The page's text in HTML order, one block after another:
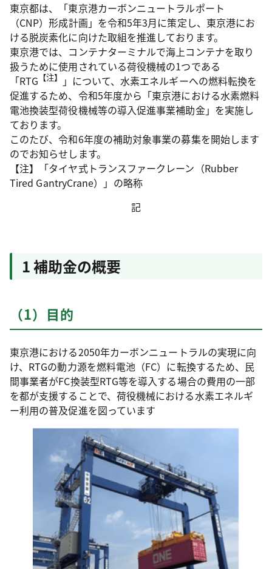
東京都は、「東京港カーボンニュートラルポート
（CNP）形成計画」を令和5年3月に策定し、東京港にお
ける脱炭素化に向けた取組を推進しております。
東京港では、コンテナターミナルで海上コンテナを取り
扱うために使用されている荷役機械の1つである
「RTG 【注】
」について、水素エネルギーへの燃料転換を
促進するため、令和5年度から「東京港における水素燃料
電池換装型荷役機械等の導入促進事業補助金」を実施し
ております。
このたび、令和6年度の補助対象事業の募集を開始します
のでお知らせします。
【注】「タイヤ式トランスファークレーン（Rubber
Tired GantryCrane）」の略称
記
1 補助金の概要
（1）目的
東京港における2050年カーボンニュートラルの実現に向
け、RTGの動力源を燃料電池（FC）に転換するため、民
間事業者がFC換装型RTG等を導入する場合の費用の一部
を都が支援することで、荷役機械における水素エネルギ
ー利用の普及促進を図っています